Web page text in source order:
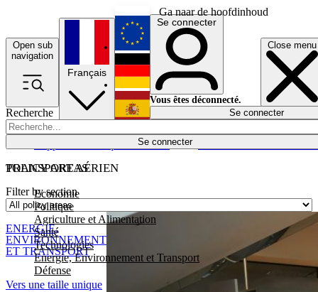
Ga naar de hoofdinhoud
Open sub
navigation
Close menu
Recherche
Se connecter
POLICY AREAS
Economie
Politique
Agriculture et Alimentation
Santé
Technologies
Energie, Environnement et Transport
Défense
Économie
Français
English
Deutsch
Español
Se connecter
Vous êtes déconnecté.
Se connecter
TRANSPORT AÉRIEN
Filter by section
Vers une taille unique
ENERGIE,
ENVIRONNEMENT
ET TRANSPORT